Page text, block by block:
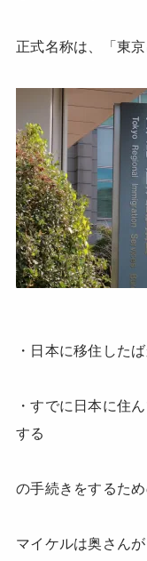
正式名称は、「東
・日本に移住した
・すでに日本に住
する
の手続きをするため
マイケルは奥さん